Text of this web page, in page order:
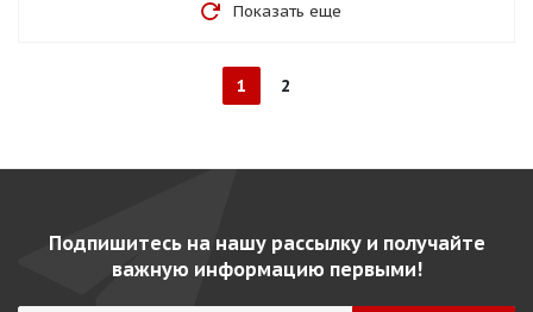
Показать еще
1 2
Подпишитесь на нашу рассылку и получайте
важную информацию первыми!